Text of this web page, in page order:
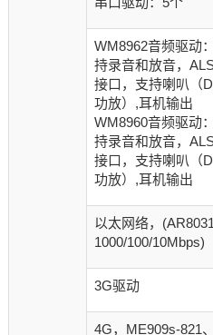
WM8962音频驱动
持录音和放音，
接口，支持喇叭（
功放）,耳机输出
WM8960音频驱动
持录音和放音，
接口，支持喇叭（
功放）,耳机输出
以太网络，(AR8031
1000/100/10Mbps)
3G驱动
4G，ME909s-821